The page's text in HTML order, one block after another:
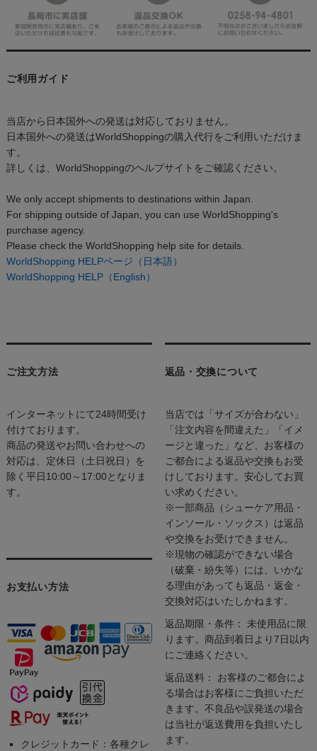
ご利用ガイド
当店から日本国外への発送は対応しておりません。
日本国外への発送はWorldShoppingの購入代行をご利用いただけま
す。
詳しくは、WorldShoppingのヘルプサイトをご確認ください。
We only accept shipments to destinations within Japan.
For shipping outside of Japan, you can use WorldShopping's
purchase agency.
Please check the WorldShopping help site for details.
WorldShopping HELPページ（日本語）
WorldShopping HELP（English）
ご注文方法
インターネットにて24時間受け
付けております。
商品の発送やお問い合わせへの
対応は、定休日（土日祝日）を
除く平日10:00～17:00となりま
す。
お支払い方法
クレジットカード：各種クレ
返品・交換について
当店では「サイズが合わない」
「注文内容を間違えた」「イメ
ージと違った」など、お客様の
ご都合による返品や交換もお受
けしております。安心してお買
い求めください。
※一部商品（シューケア用品・
インソール・ソックス）は返品
や交換をお受けできません。
※現物の確認ができない場合
（破棄・紛失等）には、いかな
る理由があっても返品・返金・
交換対応はいたしかねます。
返品期限・条件： 未使用品に限
ります。商品到着日より7日以内
にご連絡ください。
返品送料： お客様のご都合によ
る場合はお客様にご負担いただ
きます。不良品や誤発送の場合
は当社が返送費用を負担いたし
ます。